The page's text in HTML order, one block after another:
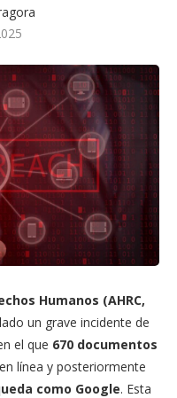
Humanos (AHRC,
un grave incidente de
el que 670 documentos
línea y posteriormente
como Google. Esta